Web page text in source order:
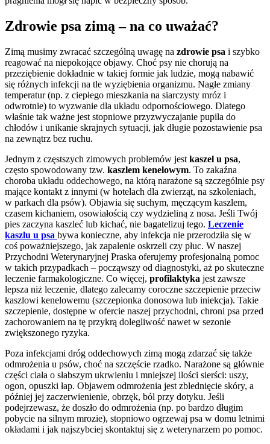
Zdrowie psa zimą – na co uważać?
Zimą musimy zwracać szczególną uwagę na zdrowie psa i szybko
reagować na niepokojące objawy. Choć psy nie chorują na
przeziębienie dokładnie w takiej formie jak ludzie, mogą nabawić
się różnych infekcji na tle wyziębienia organizmu. Nagłe zmiany
temperatur (np. z ciepłego mieszkania na siarczysty mróz i
odwrotnie) to wyzwanie dla układu odpornościowego. Dlatego
właśnie tak ważne jest stopniowe przyzwyczajanie pupila do
chłodów i unikanie skrajnych sytuacji, jak długie pozostawienie psa
na zewnątrz bez ruchu.
Jednym z częstszych zimowych problemów jest kaszel u psa,
często spowodowany tzw. kaszlem kenelowym. To zakaźna
choroba układu oddechowego, na którą narażone są szczególnie psy
mające kontakt z innymi (w hotelach dla zwierząt, na szkoleniach,
w parkach dla psów). Objawia się suchym, męczącym kaszlem,
czasem kichaniem, osowiałością czy wydzieliną z nosa. Jeśli Twój
pies zaczyna kaszleć lub kichać, nie bagatelizuj tego. Leczenie
kaszlu u psa bywa konieczne, aby infekcja nie przerodziła się w
coś poważniejszego, jak zapalenie oskrzeli czy płuc. W naszej
Przychodni Weterynaryjnej Praska oferujemy profesjonalną pomoc
w takich przypadkach – począwszy od diagnostyki, aż po skuteczne
leczenie farmakologiczne. Co więcej, profilaktyka jest zawsze
lepsza niż leczenie, dlatego zalecamy coroczne szczepienie przeciw
kaszlowi kenelowemu (szczepionka donosowa lub iniekcja). Takie
szczepienie, dostępne w ofercie naszej przychodni, chroni psa przed
zachorowaniem na tę przykrą dolegliwość nawet w sezonie
zwiększonego ryzyka.
Poza infekcjami dróg oddechowych zimą mogą zdarzać się także
odmrożenia u psów, choć na szczęście rzadko. Narażone są głównie
części ciała o słabszym ukrwieniu i mniejszej ilości sierści: uszy,
ogon, opuszki łap. Objawem odmrożenia jest zblednięcie skóry, a
później jej zaczerwienienie, obrzęk, ból przy dotyku. Jeśli
podejrzewasz, że doszło do odmrożenia (np. po bardzo długim
pobycie na silnym mrozie), stopniowo ogrzewaj psa w domu letnimi
okładami i jak najszybciej skontaktuj się z weterynarzem po pomoc.